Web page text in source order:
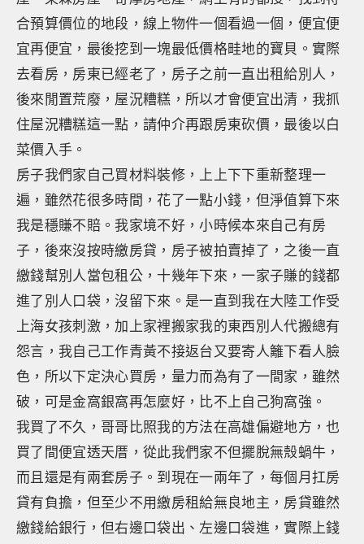
合預算價位的地段，線上物件一個看過一個，便宜便
宜再便宜，最後挖到一塊最低價格畦地的寶貝。實際
去看房，房東已經老了，房子之前一直出租給別人，
後來閒置荒廢，屋況糟糕，所以才會便宜出清，我抓
住屋況糟糕這一點，請仲介再跟房東砍價，最後以白
菜價入手。
房子我們家自己買材料裝修，上上下下重新整理一
遍，雖然花很多時間，花了一點小錢，但淨值算下來
我是穩賺不賠。我家境不好，小時候本來自己有房
子，後來沒按時繳房貸，房子被拍賣掉了，之後一直
繳錢幫別人當包租公，十幾年下來，一家子賺的錢都
進了別人口袋，沒留下來。是一直到我在大陸工作受
上海女孩刺激，加上家裡搬家我的東西別人代搬總有
怨言，我自己工作青黃不接返台又要寄人籬下看人臉
色，所以下定決心買房，量力而為有了一間家，雖然
破，可是金窩銀窩再怎麼好，比不上自己狗窩強。
我買了不久，哥哥比照我的方法在高雄偏避地方，也
買了間便宜透天厝，從此我們家不但擺脫無殼蝸牛，
而且還是有兩套房子。到現在一兩年了，每個月扛房
貸有負擔，但至少不用繳房租給無良地主，房貸雖然
繳錢給銀行，但右邊口袋出、左邊口袋進，實際上錢